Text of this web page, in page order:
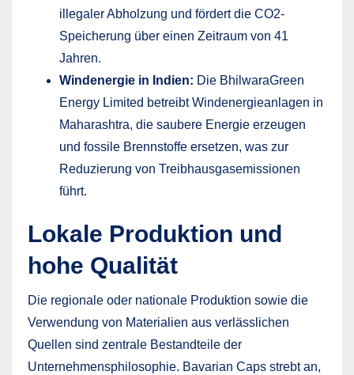
illegaler Abholzung und fördert die CO2-
Speicherung über einen Zeitraum von 41
Jahren.
Windenergie in Indien: Die BhilwaraGreen
Energy Limited betreibt Windenergieanlagen in
Maharashtra, die saubere Energie erzeugen
und fossile Brennstoffe ersetzen, was zur
Reduzierung von Treibhausgasemissionen
führt.
Lokale Produktion und
hohe Qualität
Die regionale oder nationale Produktion sowie die
Verwendung von Materialien aus verlässlichen
Quellen sind zentrale Bestandteile der
Unternehmensphilosophie. Bavarian Caps strebt an,